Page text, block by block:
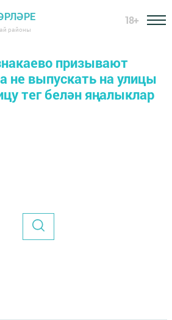
районы
18+
призывают
не выпускать на улицы
тег белән яңалыклар